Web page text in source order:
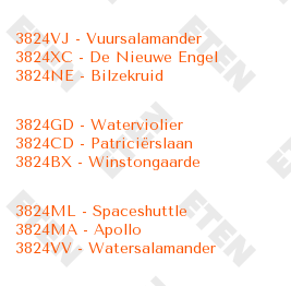
3824VJ - Vuursalamander
3824XC - De Nieuwe Engel
3824NE - Bilzekruid
3824GD - Waterviolier
3824CD - Patriciërslaan
3824BX - Winstongaarde
3824ML - Spaceshuttle
3824MA - Apollo
3824VV - Watersalamander